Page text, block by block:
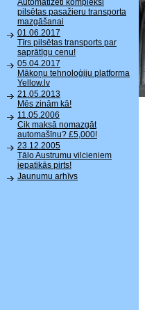
Automatizēti kompleksi
pilsētas pasažieru transporta
mazgāšanai
01.06.2017
Tīrs pilsētas transports par
saprātīgu cenu!
05.04.2017
Mākoņu tehnoloģiju platforma
Yellow.lv
21.05.2013
Mēs zinām kā!
11.05.2006
Cik maksā nomazgāt
automašīnu? £5,000!
23.12.2005
Tālo Austrumu vilcieniem
iepatikās pirts!
Jaunumu arhīvs